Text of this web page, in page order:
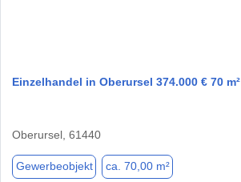
Einzelhandel in Oberursel 374.000 € 70 m²
Oberursel, 61440
Gewerbeobjekt ca. 70,00 m²